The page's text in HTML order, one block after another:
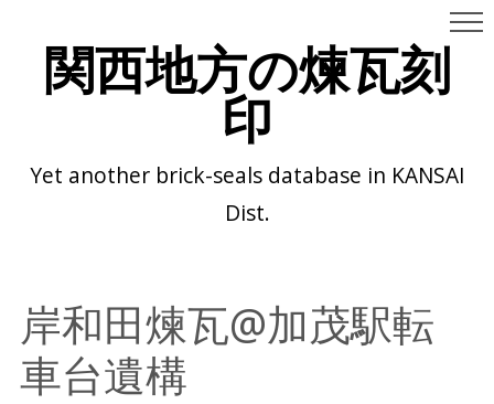
関西地方の煉瓦刻
印
Yet another brick-seals database in KANSAI
Dist.
岸和田煉瓦@加茂駅転
車台遺構